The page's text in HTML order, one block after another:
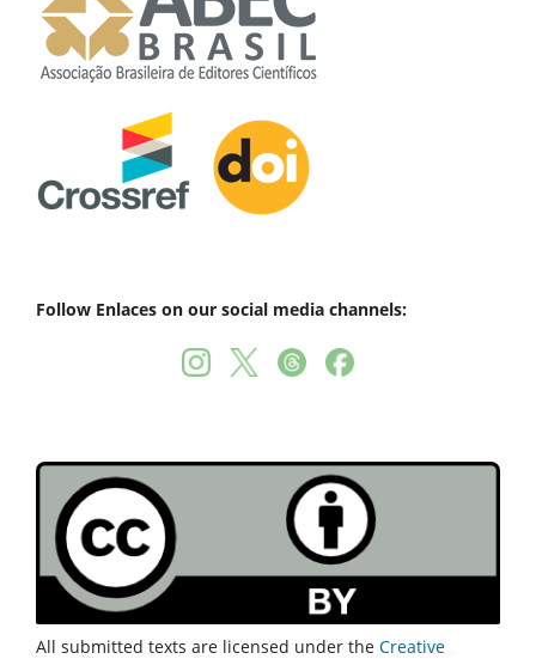
Follow Enlaces on our social media channels:
All submitted texts are licensed under the Creative